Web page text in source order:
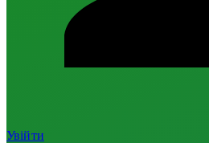
Увійти